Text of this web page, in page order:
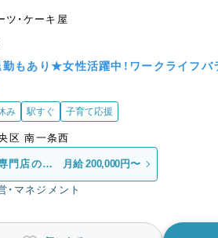
ツ・ケーキ屋
もあり★女性活躍中！ワークライフバ
み 駅すぐ 子育て応援
北海道 札幌市中央区 南一条西
門店の販
月給 200,000円〜
・マネジメント